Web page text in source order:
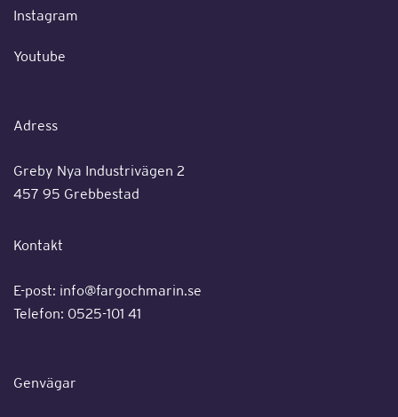
Instagram
Youtube
Adress
Greby Nya Industrivägen 2
457 95 Grebbestad
Kontakt
E-post: info@fargochmarin.se
Telefon: 0525-101 41
Genvägar